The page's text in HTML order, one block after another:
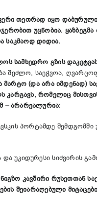
თეთრად იყო
უცნობია. ყაზბეგმა
საკმაოდ დიდია.
სამხედრო გზის
საეჭვოა,
მარტო (და არა იმდენად)
რომელიც
– არარეალურია:
პორტამდე შემდგომში
უკიდურესი სიძვირის
კავშირი რუსეთთან
შეიარაღებული